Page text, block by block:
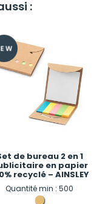
:
de bureau 2 en 1
en papier
recyclé – AINSLEY
Quantité min : 500